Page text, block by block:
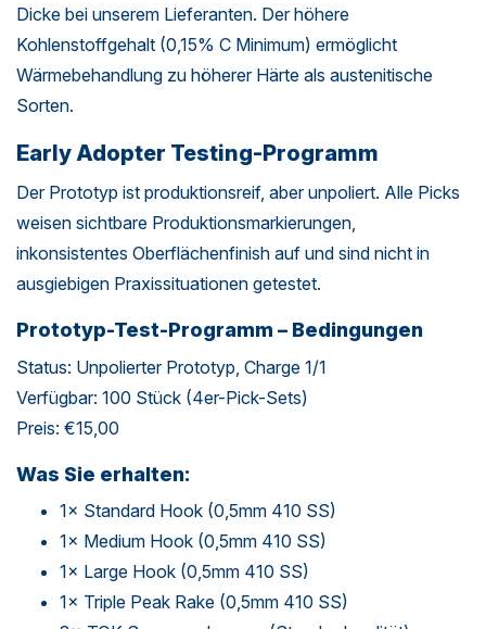
Dicke bei unserem Lieferanten. Der höhere
Kohlenstoffgehalt (0,15% C Minimum) ermöglicht
Wärmebehandlung zu höherer Härte als austenitische
Sorten.
Early Adopter Testing-Programm
Der Prototyp ist produktionsreif, aber unpoliert. Alle Picks
weisen sichtbare Produktionsmarkierungen,
inkonsistentes Oberflächenfinish auf und sind nicht in
ausgiebigen Praxissituationen getestet.
Prototyp-Test-Programm – Bedingungen
Status: Unpolierter Prototyp, Charge 1/1
Verfügbar: 100 Stück (4er-Pick-Sets)
Preis: €15,00
Was Sie erhalten:
1× Standard Hook (0,5mm 410 SS)
1× Medium Hook (0,5mm 410 SS)
1× Large Hook (0,5mm 410 SS)
1× Triple Peak Rake (0,5mm 410 SS)